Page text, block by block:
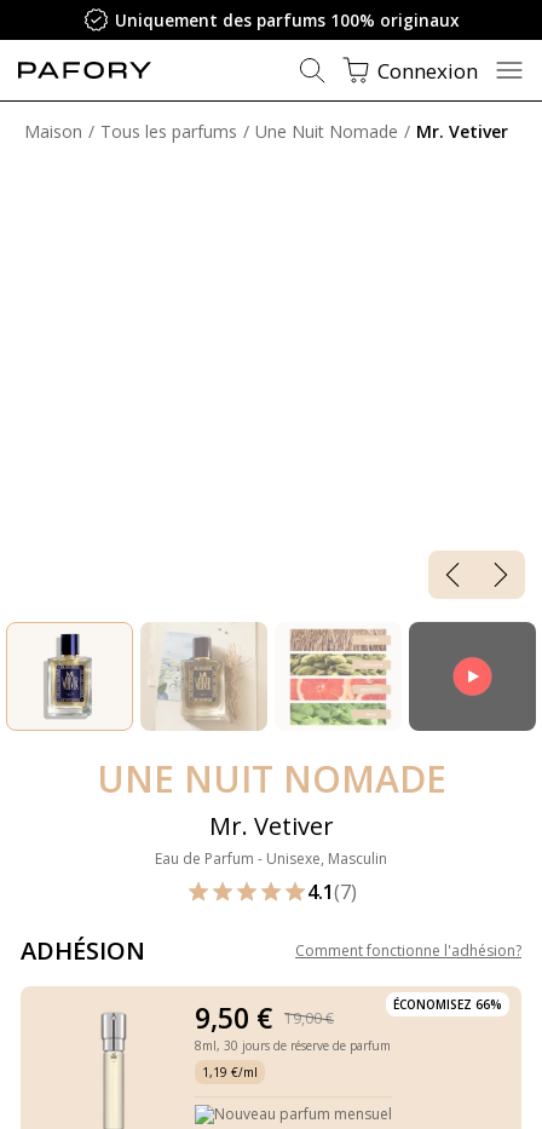
Uniquement des parfums 100% originaux
Connexion
Maison Tous les parfums Une Nuit Nomade Mr. Vetiver
UNE NUIT NOMADE
Mr. Vetiver
Eau de Parfum - Unisexe, Masculin
4.1(7)
ADHÉSION Comment fonctionne l'adhésion?
ÉCONOMISEZ 66%
9,50 € 19,00 €
8ml, 30 jours de réserve de parfum
1,19 €/ml
Nouveau parfum mensuel